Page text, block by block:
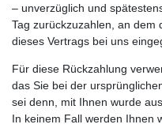
– unverzüglich und
Tag zurückzuzahlen, an dem
dieses Vertrags bei uns
Für diese Rückzahlung
das Sie bei der
sei denn, mit Ihnen wurde
In keinem Fall werden Ihnen